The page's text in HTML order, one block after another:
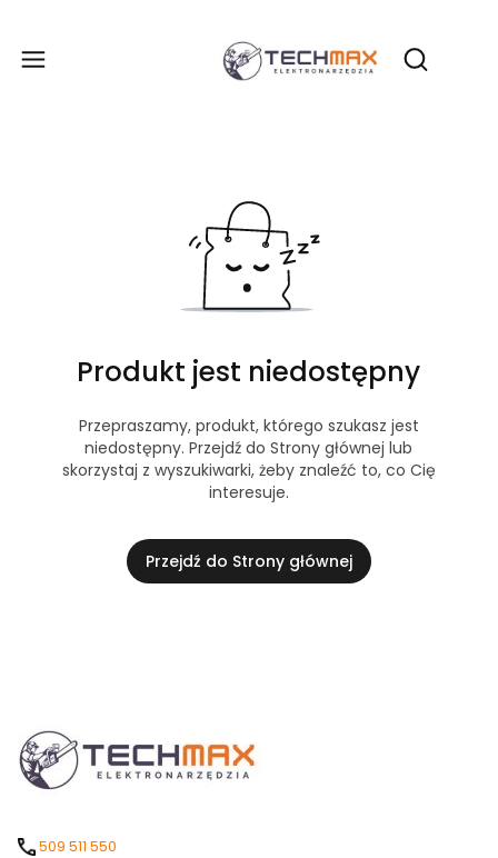
Otwórz
Produkt jest niedostępny
Przepraszamy, produkt, którego szukasz jest
niedostępny. Przejdź do Strony głównej lub
skorzystaj z wyszukiwarki, żeby znaleźć to, co Cię
interesuje.
Przejdź do Strony głównej
509 511 550